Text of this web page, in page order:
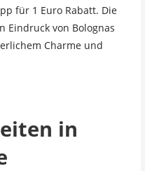
für 1 Euro Rabatt. Die
Eindruck von Bolognas
Charme und
in